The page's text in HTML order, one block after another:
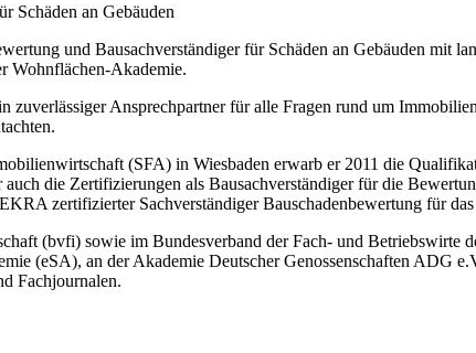
Schäden an Gebäuden
und Bausachverständiger für Schäden an Gebäuden mit
Wohnflächen-Akademie.
zuverlässiger Ansprechpartner für alle Fragen rund um
(SFA) in Wiesbaden erwarb er 2011 die
die Zertifizierungen als Bausachverständiger für die
zertifizierter Sachverständiger Bauschadenbewertung für
(bvfi) sowie im Bundesverband der Fach- und Betriebswirte
(eSA), an der Akademie Deutscher Genossenschaften ADG
Fachjournalen.